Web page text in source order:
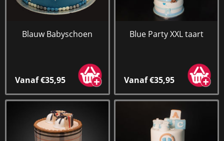
Blauw Babyschoen
Vanaf €35,95
Blue Party XXL taart
Vanaf €35,95